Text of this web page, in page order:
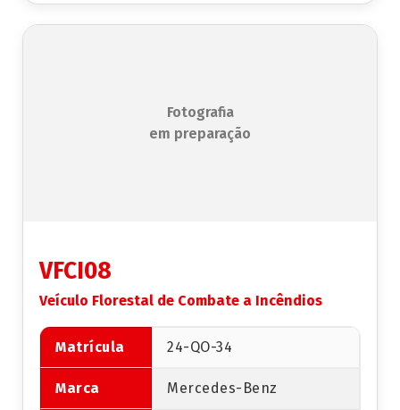
Fotografia
em preparação
VFCI08
Veículo Florestal de Combate a Incêndios
Matrícula 24-QO-34
Marca Mercedes-Benz